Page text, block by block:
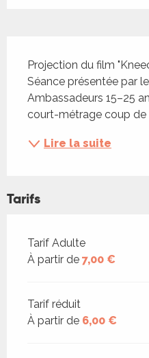
Projection du film
Séance présentée par
Ambassadeurs 15–25
court-métrage coup de
Lire la suite
Tarifs
Tarifs 2026
Tarif Adulte
À partir de 7,00 €
Tarif réduit
À partir de 6,00 €